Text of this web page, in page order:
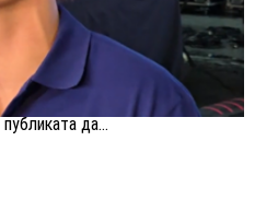
да...